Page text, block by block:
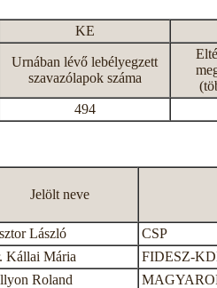
KE
Urnában lévő lebélyegzett
szavazólapok száma
494
Jelölt neve
László
CSP
Kállai Mária
FIDESZ-
Roland